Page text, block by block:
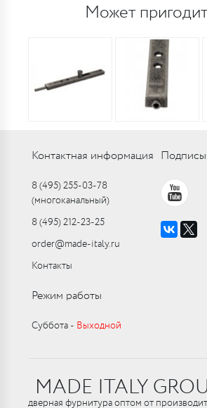
Может
Контактная информация
8 (495) 255-03-78
(многоканальный)
8 (495) 212-23-25
order@made-italy.ru
Контакты
Режим работы
Суббота ‑ Выходной
MADE ITALY
дверная фурнитура оптом от